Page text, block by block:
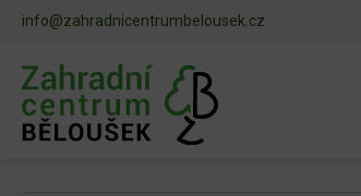
info@zahradnicentrumbelousek.cz